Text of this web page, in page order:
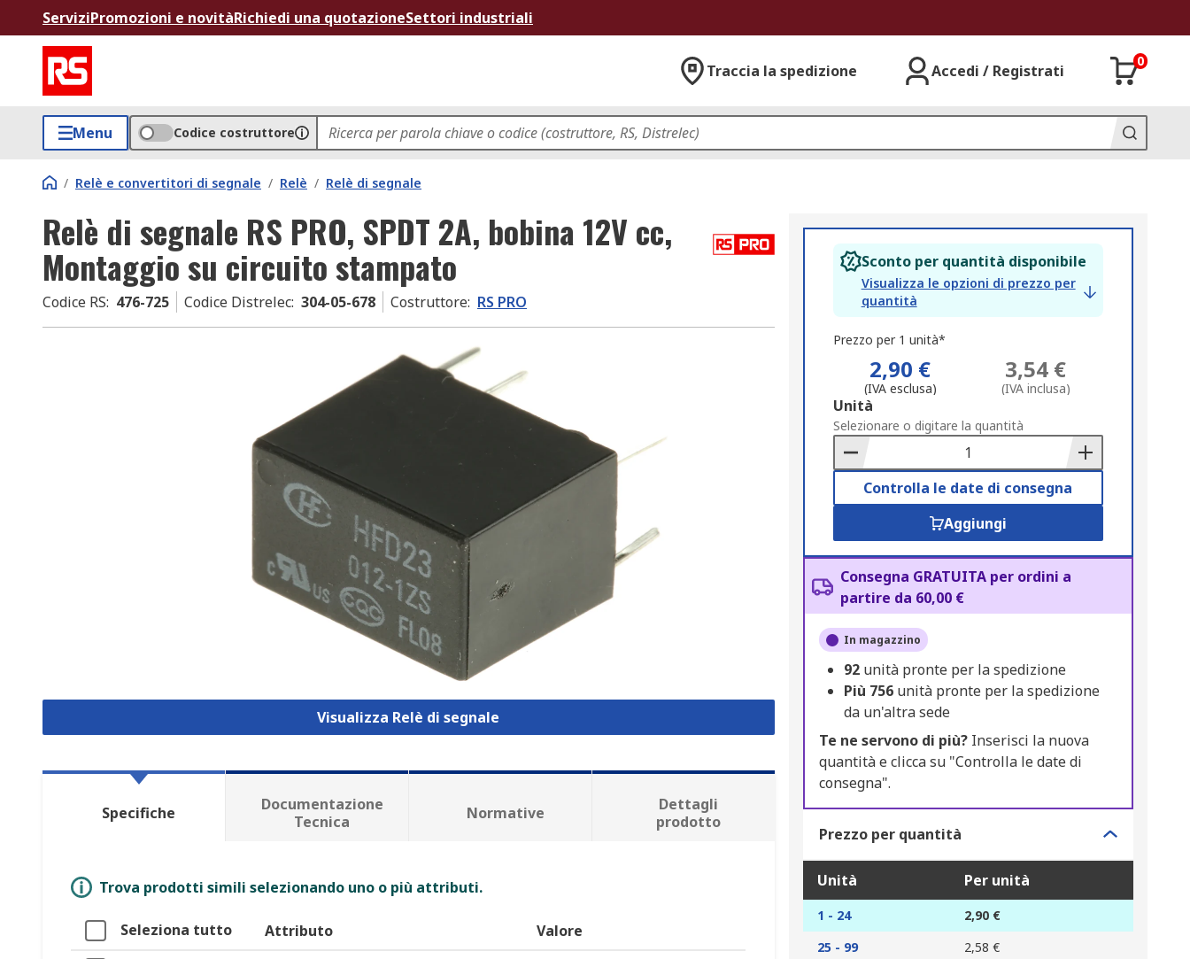
ServiziPromozioni e novitàRichiedi una quotazioneSettori industriali
Traccia la spedizione Accedi / Registrati
0
Menu Codice costruttore
/ Relè e convertitori di segnale / Relè / Relè di segnale
Relè di segnale RS PRO, SPDT 2A, bobina 12V cc,
Montaggio su circuito stampato
Codice RS: 476-725 Codice Distrelec: 304-05-678 Costruttore: RS PRO
Visualizza Relè di segnale
Sconto per quantità disponibile
Visualizza le opzioni di prezzo per
quantità
Prezzo per 1 unità*
2,90 €
(IVA esclusa)
3,54 €
(IVA inclusa)
Add
to
Basket
Unità
Selezionare o digitare la quantità
Controlla le date di consegna
Aggiungi
Consegna GRATUITA per ordini a
partire da 60,00 €
In magazzino
92 unità pronte per la spedizione
Più 756 unità pronte per la spedizione
da un'altra sede
Te ne servono di più?Inserisci la nuova
quantità e clicca su "Controlla le date di
consegna".
Prezzo per quantità
Unità Per unità
1 - 24
2,90 €
25 - 99
2,58 €
Specifiche
Documentazione
Tecnica
Normative
Dettagli
prodotto
Trova prodotti simili selezionando uno o più attributi.
Seleziona tutto Attributo Valore